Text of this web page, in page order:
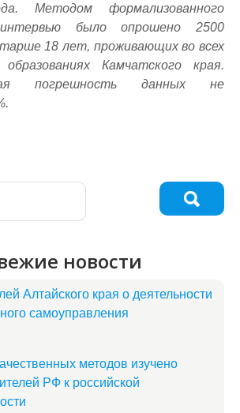
Методом формализованного
было опрошено 2500
18 лет, проживающих во всех
образованиях Камчатского края.
погрешность данных не
новости
Алтайского края о деятельности
самоуправления
методов изучено
РФ к российской